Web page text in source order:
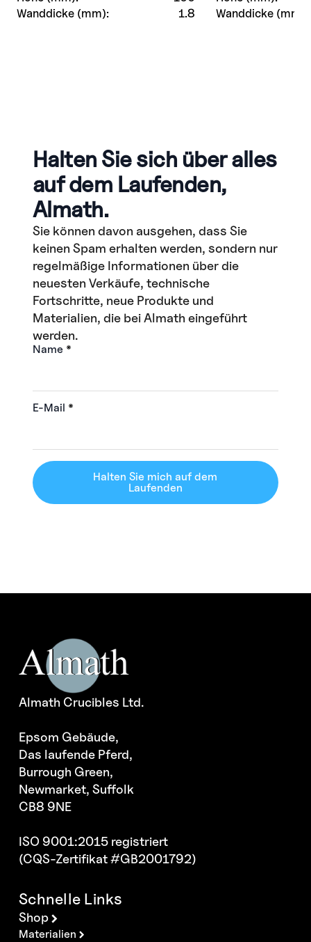
Wanddicke (mm):
1.8
Wanddicke (mm):
Halten Sie sich über alles
auf dem Laufenden,
Almath.
Sie können davon ausgehen, dass Sie
keinen Spam erhalten werden, sondern nur
regelmäßige Informationen über die
neuesten Verkäufe, technische
Fortschritte, neue Produkte und
Materialien, die bei Almath eingeführt
werden.
Name *
E-Mail *
Halten Sie mich auf dem
Laufenden
Almath Crucibles Ltd.
Epsom Gebäude,
Das laufende Pferd,
Burrough Green,
Newmarket, Suffolk
CB8 9NE
ISO 9001:2015 registriert
(CQS-Zertifikat #GB2001792)
Schnelle Links
Shop
Materialien